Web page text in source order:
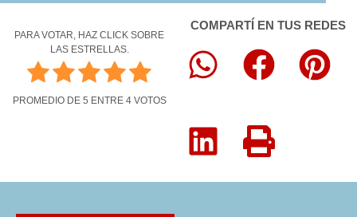
PARA VOTAR, HAZ CLICK SOBRE
LAS ESTRELLAS.
PROMEDIO DE 5 ENTRE 4VOTOS
COMPARTÍ EN TUS REDES